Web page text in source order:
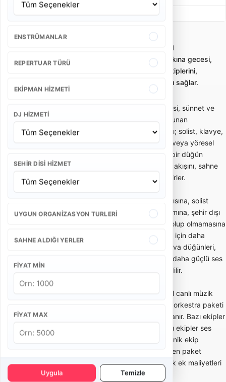
ENSTRÜMANLAR
REPERTUAR TÜRÜ
EKIPMAN HIZMETI
DJ HIZMETI
SEHIR DISI HIZMET
UYGUN ORGANIZASYON TURLERI
SAHNE ALDIĞI YERLER
FIYAT MIN
FIYAT MAX
Uygula Temizle
Beste Müzik 58.000 - 93.500 TL
Manisa Akhisar Düğün Orkestrası
Düğün orkestrası kiralama; düğün, nişan, kına gecesi,
sünnet ve özel davetler için canlı müzik ekiplerini,
paketleri ve fiyat kriterlerini karşılaştırmayı sağlar.
Düğün orkestrası; düğün, nişan, kına gecesi, sünnet ve
özel davetlerde canlı müzik performansı sunan
profesyonel müzik ekibidir. Orkestra yapısı; solist, klavye,
davul, perküsyon, gitar, keman, saksafon veya yöresel
enstrümanlardan oluşabilir. Doğru seçilen bir düğün
orkestrası yalnızca müzik çalmaz; davetin akışını, sahne
enerjisini ve misafirlerin eğlence ritmini belirler.
Düğün orkestrası fiyatları; ekipteki kişi sayısına, solist
yapısına, sahne süresine, repertuar kapsamına, şehir dışı
ulaşım ihtiyacına, ses ve ışık sistemi dahil olup olmamasına
göre değişir. Küçük salon organizasyonları için daha
kompakt ekipler yeterli olabilirken, açık hava düğünleri,
otel balo salonları ve kalabalık davetlerde daha güçlü ses
sistemi ve geniş kadrolu orkestra tercih edilir.
Düğün orkestrası paketleri genellikle temel canlı müzik
paketi, solistli orkestra paketi, DJ destekli orkestra paketi
ve ses-ışık dahil sahne paketi olarak planlanır. Bazı ekipler
yalnızca performans hizmeti verirken, bazı ekipler ses
sistemi, sahne ışığı, mikrofon, mixer ve teknik ekip
desteğini de pakete dahil eder. Teklif alırken paket
içeriğinin netleşmesi sonradan oluşabilecek ek maliyetleri
azaltır.